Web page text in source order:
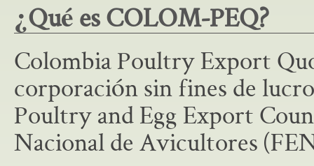
¿Qué es COLOM-PEQ?
Colombia Poultry Export
corporación sin fines de
Poultry and Egg Export
Nacional de Avicultores